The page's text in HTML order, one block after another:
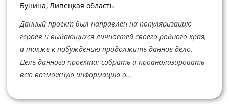
Бунина, Липецкая область
Данный проект был направлен на популяризацию
героев и выдающихся личностей своего родного края,
а также к побуждению продолжить данное дело.
Цель данного проекта: собрать и проанализировать
всю возможную информацию о...